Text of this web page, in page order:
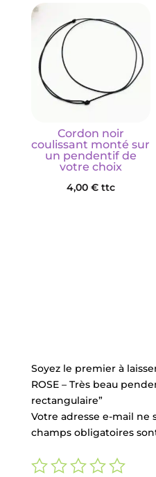
Cordon noir
coulissant monté sur
un pendentif de
votre choix
4,00 € ttc
Soyez le premier à
ROSE – Très beau
rectangulaire”
Votre adresse e-mail ne
champs obligatoires